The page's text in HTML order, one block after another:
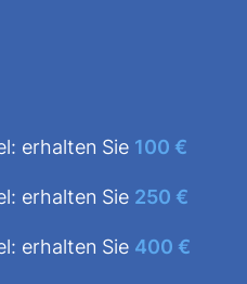
erhalten Sie 100 €
erhalten Sie 250 €
erhalten Sie 400 €